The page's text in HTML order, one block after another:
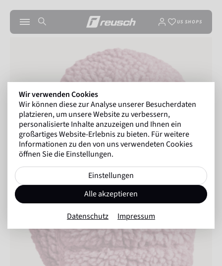
US SHOPS
Wir verwenden Cookies
Wir können diese zur Analyse unserer Besucherdaten
platzieren, um unsere Website zu verbessern,
personalisierte Inhalte anzuzeigen und Ihnen ein
großartiges Website-Erlebnis zu bieten. Für weitere
Informationen zu den von uns verwendeten Cookies
öffnen Sie die Einstellungen.
Einstellungen
Alle akzeptieren
Datenschutz Impressum